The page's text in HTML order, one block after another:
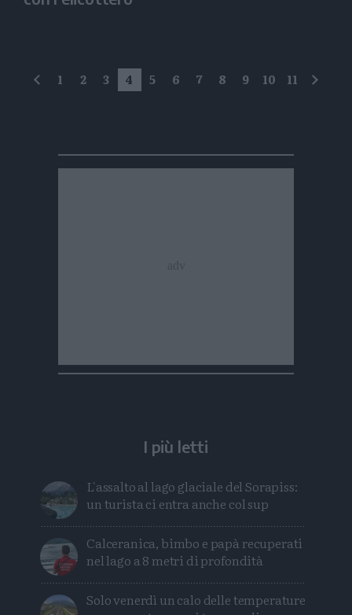
precedente
1 2 3 4 5 6 7 8 9 10 11
I più letti
L'assalto al lago glaciale del Sorapiss:
un turista ci entra anche col sup
Calceranica, bimbo e papà recuperati
nel lago a 8 metri di profondità
Solo venerdì un calo delle temperature